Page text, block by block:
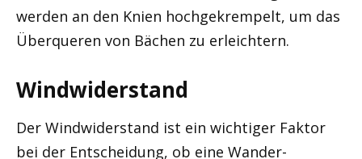
werden an den Knien hochgekrempelt, um das
Überqueren von Bächen zu erleichtern.
Windwiderstand
Der Windwiderstand ist ein wichtiger Faktor
bei der Entscheidung, ob eine Wander-